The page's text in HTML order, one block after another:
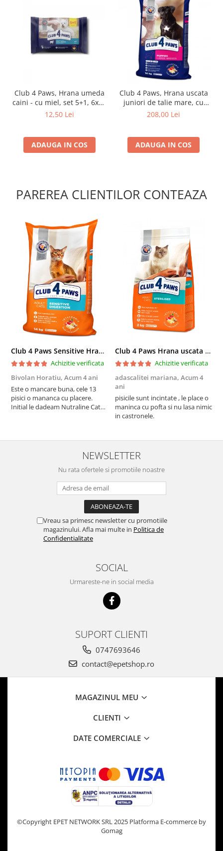
Club 4 Paws, Hrana umeda
caini - cu miel, set 5+1, 6x80
g
12,50 Lei
ADAUGA IN COS
Club 4 Paws, Hrana uscata
juniori de talie mare, cu
pui, 14kg
208,00 Lei
ADAUGA IN COS
PAREREA CLIENTILOR CONTEAZA
Club 4 Paws Sensitive Hrana uscata pisici adulte, 14kg
Achizitie verificata
Bivolan Horatiu, Acum 4 ani
Este o mancare buna, cele 13
pisici o mananca cu placere.
Initial le dadeam Nutraline Cat
nu o mananca cu placere. Eu
sunt multumit si voi continua cu
Club 4 Paws Hrana uscata pisici sterilizate, 2kg
Achizitie verificata
adascalitei mariana, Acum 4
ani
pisicile sunt incintate , le place o
maninca cu pofta si nu lasa nimic
in castronele.
NEWSLETTER
Nu rata ofertele si promotiile noastre
Vreau sa primesc newsletter cu promotiile
magazinului. Afla mai multe in Politica de
Confidentialitate
SOCIAL
Urmareste-ne in social media
SUPORT CLIENTI
0747693646
contact@epetshop.ro
MAGAZINUL MEU
CLIENTI
DATE COMERCIALE
©Copyright EPET NETWORK SRL 2025 Platforma E-commerce by
Gomag